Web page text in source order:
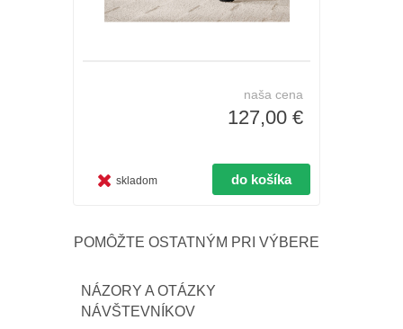
naša cena
127,00 €
skladom
POMÔŽTE OSTATNÝM PRI VÝBERE
NÁZORY A OTÁZKY
NÁVŠTEVNÍKOV